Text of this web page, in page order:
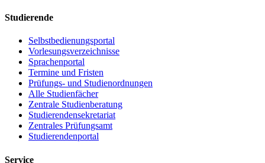
Studierende
Selbstbedienungsportal
Vorlesungsverzeichnisse
Sprachenportal
Termine und Fristen
Prüfungs- und Studienordnungen
Alle Studienfächer
Zentrale Studienberatung
Studierendensekretariat
Zentrales Prüfungsamt
Studierendenportal
Service